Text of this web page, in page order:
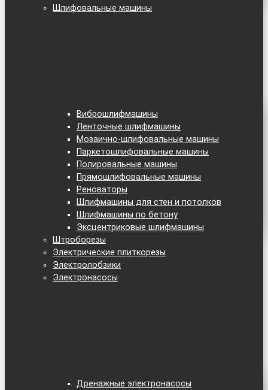
Шлифовальные машины
Виброшлифмашины
Ленточные шлифмашины
Мозаично-шлифовальные машины
Паркетошлифовальные машины
Полировальные машины
Прямошлифовальные машины
Реноваторы
Шлифмашины для стен и потолков
Шлифмашины по бетону
Эксцентриковые шлифмашины
Штроборезы
Электрические плиткорезы
Электролобзики
Электронасосы
Дренажные электронасосы